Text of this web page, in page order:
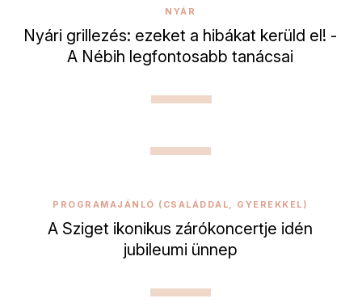
NYÁR
Nyári grillezés: ezeket a hibákat kerüld el! -
A Nébih legfontosabb tanácsai
PROGRAMAJÁNLÓ (CSALÁDDAL, GYEREKKEL)
A Sziget ikonikus zárókoncertje idén
jubileumi ünnep